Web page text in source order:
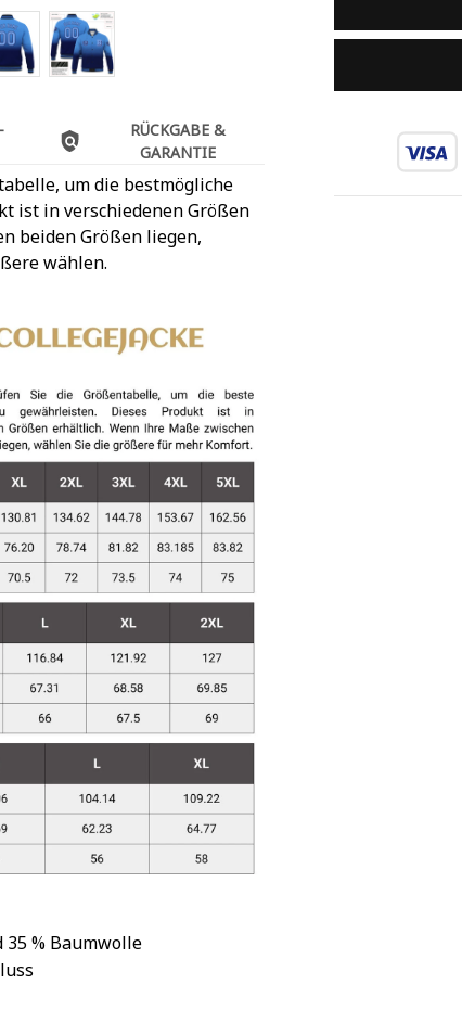
RÜCKGABE &
GARANTIE
um die bestmögliche
ist in verschiedenen Größen
beiden Größen liegen,
wählen.
35 % Baumwolle